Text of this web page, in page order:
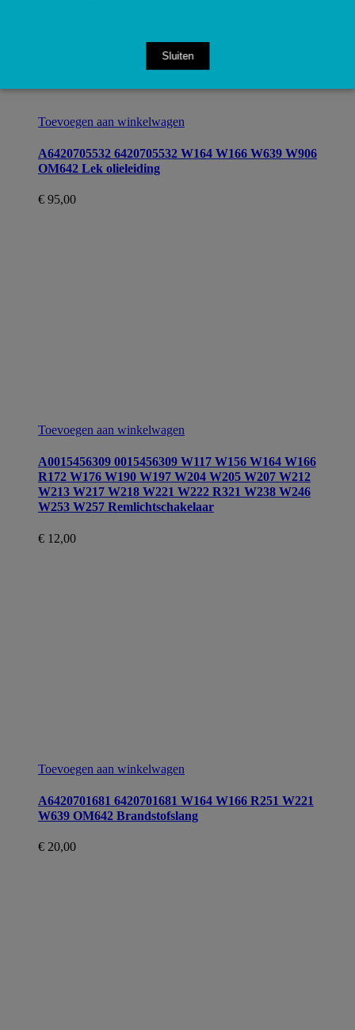
Toevoegen aan winkelwagen
A6420705532 6420705532 W164 W166 W639 W906
OM642 Lek olieleiding
€ 95,00
Toevoegen aan winkelwagen
A0015456309 0015456309 W117 W156 W164 W166
R172 W176 W190 W197 W204 W205 W207 W212
W213 W217 W218 W221 W222 R321 W238 W246
W253 W257 Remlichtschakelaar
€ 12,00
Toevoegen aan winkelwagen
A6420701681 6420701681 W164 W166 R251 W221
W639 OM642 Brandstofslang
€ 20,00
Sluiten